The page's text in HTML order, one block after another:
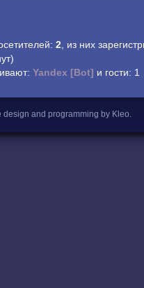
2, из них
Yandex [Bot] и гости: 1
design and programming by Kleo.